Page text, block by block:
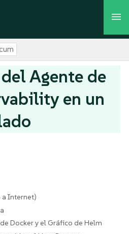
Agente de
en un
a Internet)
Docker y el Gráfico de Helm